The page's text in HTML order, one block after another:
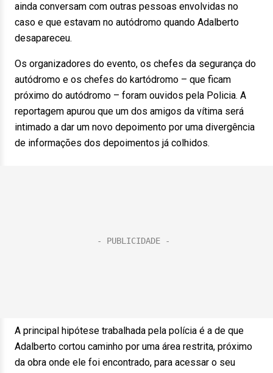
ainda conversam com outras pessoas envolvidas no
caso e que estavam no autódromo quando Adalberto
desapareceu.
Os organizadores do evento, os chefes da segurança do
autódromo e os chefes do kartódromo – que ficam
próximo do autódromo – foram ouvidos pela Policia. A
reportagem apurou que um dos amigos da vítima será
intimado a dar um novo depoimento por uma divergência
de informações dos depoimentos já colhidos.
A principal hipótese trabalhada pela polícia é a de que
Adalberto cortou caminho por uma área restrita, próximo
da obra onde ele foi encontrado, para acessar o seu